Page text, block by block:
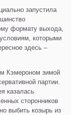
запустила
формату выхода,
которыми
здесь –
Кэмероном зимой
партии.
казалась
сторонников
выбить козырь из